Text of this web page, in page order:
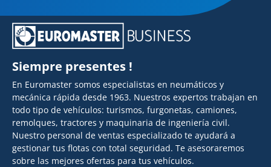
Siempre presentes !
En Euromaster somos especialistas en neumáticos y
mecánica rápida desde 1963. Nuestros expertos trabajan en
todo tipo de vehículos: turismos, furgonetas, camiones,
remolques, tractores y maquinaria de ingeniería civil.
Nuestro personal de ventas especializado te ayudará a
gestionar tus flotas con total seguridad. Te asesoraremos
sobre las mejores ofertas para tus vehículos.